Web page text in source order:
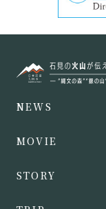
NEWS
MOVIE
STORY